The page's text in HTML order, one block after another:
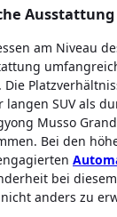
Ausstattung
am Niveau
Die
langen SUV als
Musso
Bei den
bei
anders zu